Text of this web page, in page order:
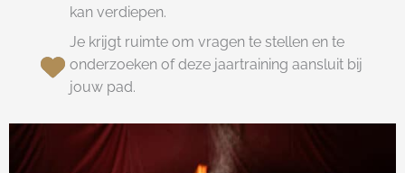
kan verdiepen.
Je krijgt ruimte om vragen te stellen en te
onderzoeken of deze jaartraining aansluit bij
jouw pad.